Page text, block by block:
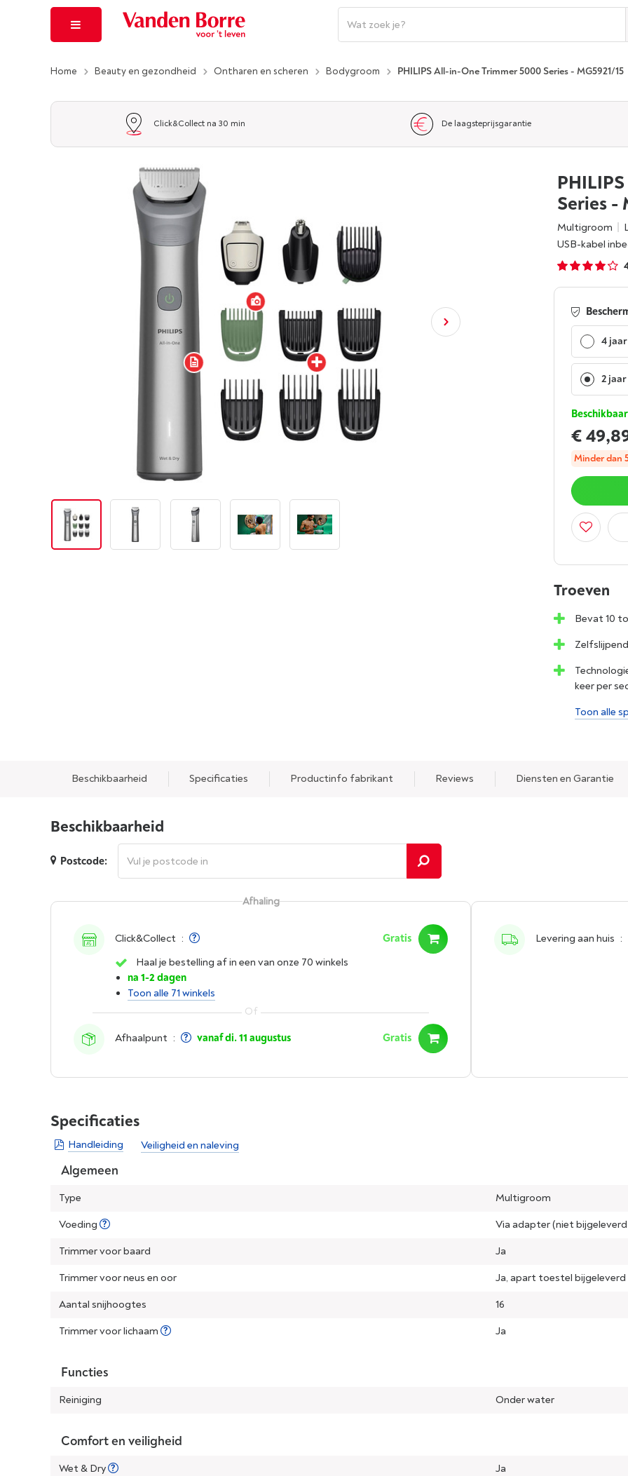
Home Beauty en gezondheid Ontharen en scheren Bodygroom PHILIPS All-in-One Trimmer 5000 Series - MG5921/15
Click&Collect na 30 min De laagsteprijsgarantie
Series -
Multigroom
USB-kabel
4 jaar
2 jaar
Beschikbaar
€
Minder dan
Troeven
Bevat 10
keer per
Toon alle
Beschikbaarheid Specificaties Productinfo fabrikant Reviews Diensten en Garantie
Beschikbaarheid
Postcode:
Levering aan huis :
Afhaling
Click&Collect :
Gratis
Haal je bestelling af in een van onze 70 winkels
na 1-2 dagen
Toon alle 71 winkels
Afhaalpunt : vanaf di. 11 augustus Gratis
Specificaties
Handleiding Veiligheid en naleving
Algemeen
Type
Multigroom
Voeding
Via adapter (niet
Trimmer voor baard
Ja
Trimmer voor neus en oor
Ja, apart toestel bijgeleverd
Aantal snijhoogtes
16
Trimmer voor lichaam
Ja
Functies
Reiniging Onder water
Comfort en veiligheid
Wet & Dry
Ja